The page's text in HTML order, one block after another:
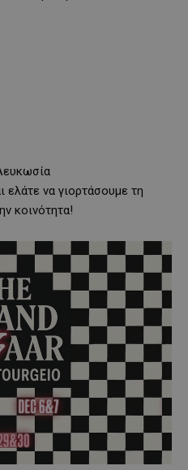
ελάτε να γιορτάσουμε τη
κοινότητα!